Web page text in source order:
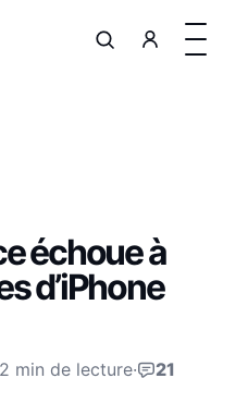
échoue à
d’iPhone
2 min de lecture· 21